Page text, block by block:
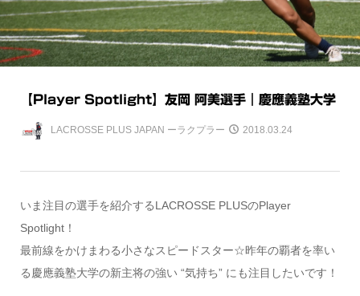
【Player Spotlight】友岡 阿美選手｜慶應義塾大学
LACROSSE PLUS JAPAN ーラクプラー 2018.03.24
いま注目の選手を紹介するLACROSSE PLUSのPlayer
Spotlight！
最前線をかけまわる小さなスピードスター☆昨年の覇者を率い
る慶應義塾大学の新主将の強い “気持ち” にも注目したいです！